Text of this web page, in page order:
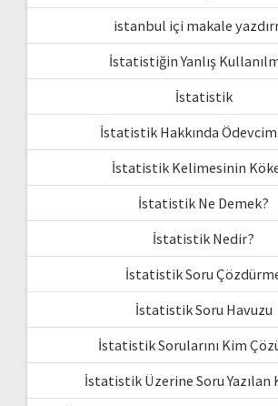
istanbul içi makale
İstatistiğin Yanlış
İstatistik
İstatistik Hakkında Ödevcim
İstatistik Kelimesinin
İstatistik Ne Demek?
İstatistik Nedir?
İstatistik Soru
İstatistik Soru Havuzu
İstatistik Sorularını Kim
İstatistik Üzerine Soru Yazılan